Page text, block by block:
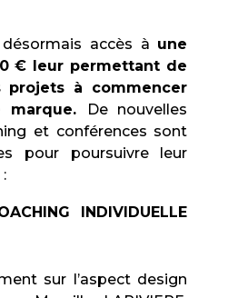
accès à une
€ leur permettant de
projets à commencer
De nouvelles
et conférences sont
pour poursuivre leur
INDIVIDUELLE
sur l’aspect design